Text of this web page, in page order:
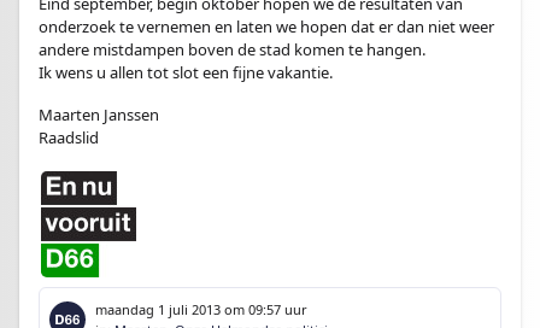
onderzoek te vernemen en laten we hopen dat er dan niet weer
andere mistdampen boven de stad komen te hangen.
Ik wens u allen tot slot een fijne vakantie.
Maarten Janssen
Raadslid
maandag 1 juli 2013 om 09:57 uur